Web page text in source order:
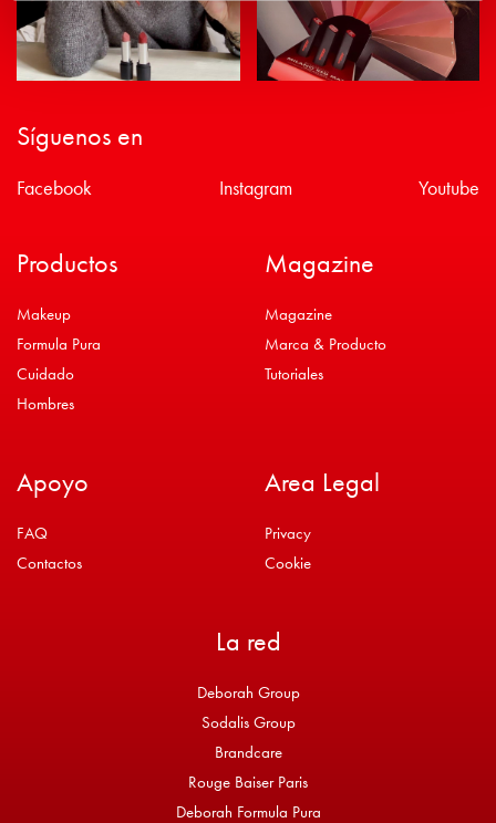
Síguenos en
Facebook Instagram Youtube
Productos
Makeup
Formula Pura
Cuidado
Hombres
Magazine
Magazine
Marca & Producto
Tutoriales
Apoyo
FAQ
Contactos
Area Legal
Privacy
Cookie
La red
Deborah Group
Sodalis Group
Brandcare
Rouge Baiser Paris
Deborah Formula Pura